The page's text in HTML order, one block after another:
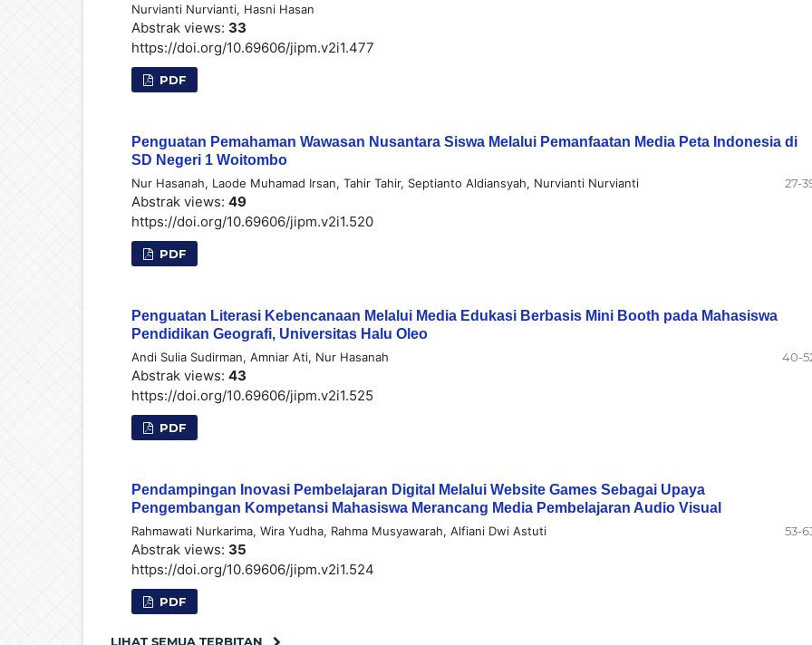
Nurvianti Nurvianti, Hasni Hasan
Abstrak views: 33
https://doi.org/10.69606/jipm.v2i1.477
PDF
Penguatan Pemahaman Wawasan Nusantara Siswa Melalui Pemanfaatan Media Peta Indonesia di
SD Negeri 1 Woitombo
Nur Hasanah, Laode Muhamad Irsan, Tahir Tahir, Septianto Aldiansyah, Nurvianti Nurvianti 27-
Abstrak views: 49
https://doi.org/10.69606/jipm.v2i1.520
PDF
Penguatan Literasi Kebencanaan Melalui Media Edukasi Berbasis Mini Booth pada Mahasiswa
Pendidikan Geografi, Universitas Halu Oleo
Andi Sulia Sudirman, Amniar Ati, Nur Hasanah 40-
Abstrak views: 43
https://doi.org/10.69606/jipm.v2i1.525
PDF
Pendampingan Inovasi Pembelajaran Digital Melalui Website Games Sebagai Upaya
Pengembangan Kompetansi Mahasiswa Merancang Media Pembelajaran Audio Visual
Rahmawati Nurkarima, Wira Yudha, Rahma Musyawarah, Alfiani Dwi Astuti 53-
Abstrak views: 35
https://doi.org/10.69606/jipm.v2i1.524
PDF
LIHAT SEMUA TERBITAN